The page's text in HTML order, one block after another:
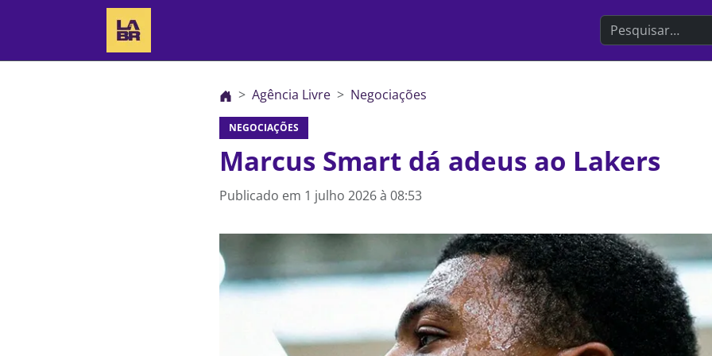
Search the website
Agência Livre Negociações
NEGOCIAÇÕES
Marcus Smart dá adeus ao Lakers
Publicado em 1 julho 2026 à 08:53